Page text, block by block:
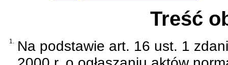
Treść
1. Na podstawie art. 16 ust. 1